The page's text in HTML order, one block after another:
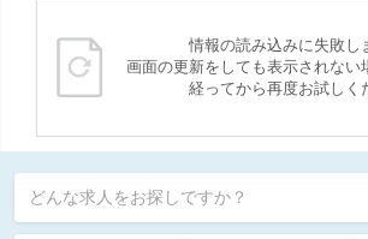
情報の読み込みに失敗し
画面の更新をしても表示されない
経ってから再度お試しく
どんな求人をお探しですか？